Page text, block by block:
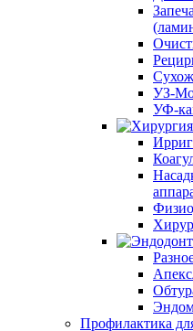
УЗ-
УФ-
Профилактика